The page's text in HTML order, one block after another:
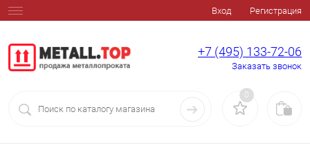
Вход Регистрация
+7 (495) 133-72-06
Заказать звонок
0